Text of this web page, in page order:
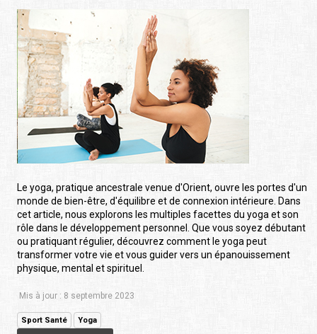
Le yoga, pratique ancestrale venue d'Orient, ouvre les portes d'un
monde de bien-être, d'équilibre et de connexion intérieure. Dans
cet article, nous explorons les multiples facettes du yoga et son
rôle dans le développement personnel. Que vous soyez débutant
ou pratiquant régulier, découvrez comment le yoga peut
transformer votre vie et vous guider vers un épanouissement
physique, mental et spirituel.
Mis à jour : 8 septembre 2023
Sport Santé Yoga